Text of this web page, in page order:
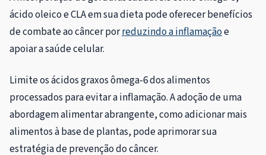
ácido oleico e CLA em sua dieta pode oferecer benefícios
de combate ao câncer porreduzindo a inflamaçãoe
apoiar a saúde celular.
Limite os ácidos graxos ômega-6 dos alimentos
processados ​​para evitar a inflamação. A adoção de uma
abordagem alimentar abrangente, como adicionar mais
alimentos à base de plantas, pode aprimorar sua
estratégia de prevenção do câncer.